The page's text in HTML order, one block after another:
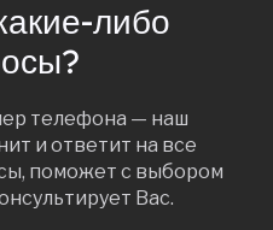
либо
телефона — наш
и ответит на все
поможет с выбором
Вас.